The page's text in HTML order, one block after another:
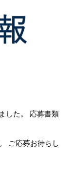
した。 応募書類
ご応募お待ちし